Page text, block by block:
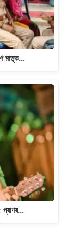
মাতৃক…
প্ৰাণৰ…